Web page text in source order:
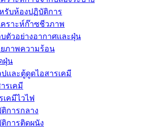
รับห้องปฏิบัติการ
คราะห์ก๊าซชีวภาพ
บตัวอย่างอากาศเเละฝุ่น
ภาพความร้อน
ฝุ่น
ปและตู้ดูดไอสารเคมี
รเคมี
เคมีไวไฟ
การกลาง
การติดผนัง